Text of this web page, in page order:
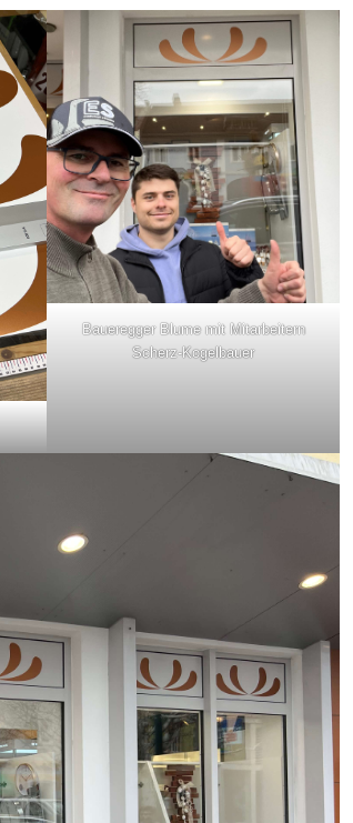
Baueregger Blume mit Mitarbeitern
Scherz-Kogelbauer